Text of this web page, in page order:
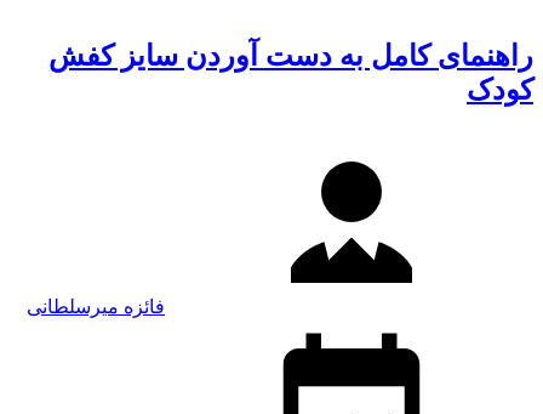
راهنمای کامل به دست آوردن سایز کفش
کودک
فائزه میرسلطانی